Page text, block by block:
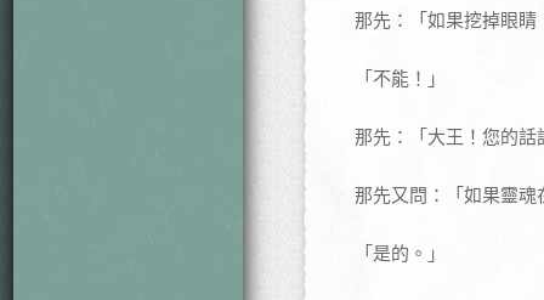
那先：「如果挖掉眼睛
「不能！」
那先：「大王！您的話
那先又問：「如果靈
「是的。」